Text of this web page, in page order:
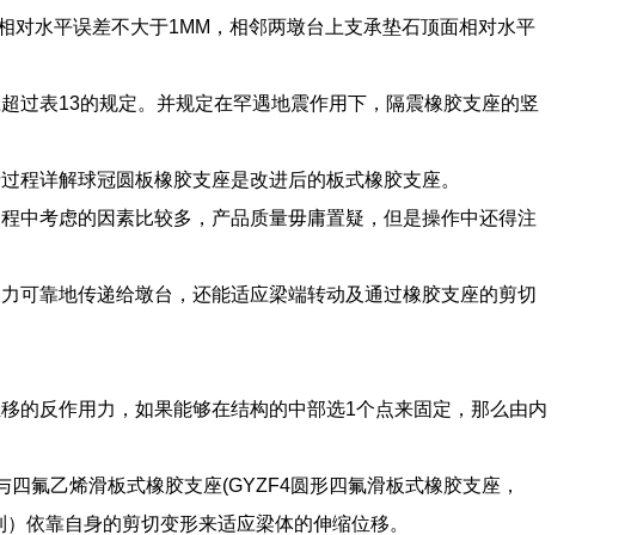
水平误差不大于1MM，相邻两墩台上支承垫石顶面相对水平
过表13的规定。并规定在罕遇地震作用下，隔震橡胶支座的竖
程详解球冠圆板橡胶支座是改进后的板式橡胶支座。
中考虑的因素比较多，产品质量毋庸置疑，但是操作中还得注
可靠地传递给墩台，还能适应梁端转动及通过橡胶支座的剪切
的反作用力，如果能够在结构的中部选1个点来固定，那么由内
氟乙烯滑板式橡胶支座(GYZF4圆形四氟滑板式橡胶支座，
依靠自身的剪切变形来适应梁体的伸缩位移。